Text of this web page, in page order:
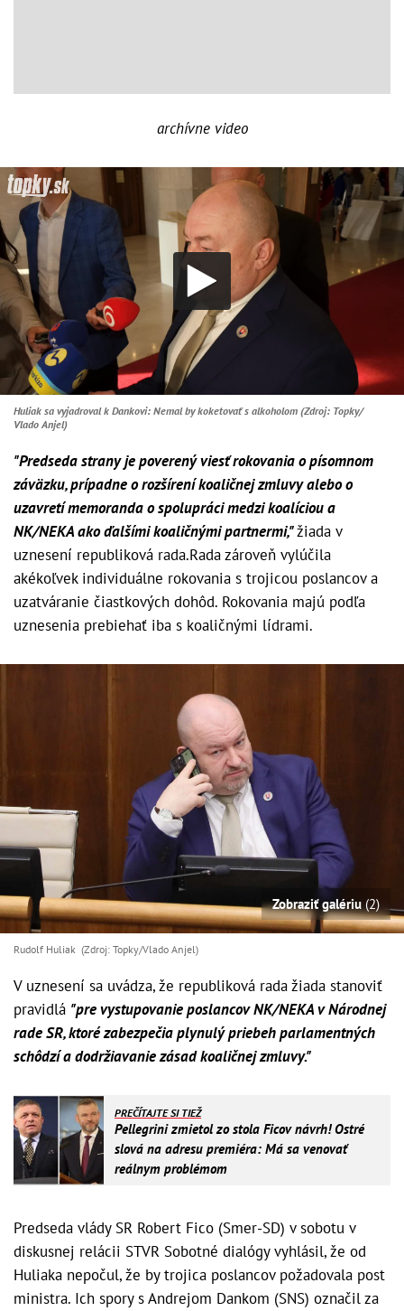
archívne video
Huliak sa vyjadroval k Dankovi: Nemal by koketovať s alkoholom (Zdroj: Topky/
Vlado Anjel)
"Predseda strany je poverený viesť rokovania o písomnom
záväzku, prípadne o rozšírení koaličnej zmluvy alebo o
uzavretí memoranda o spolupráci medzi koalíciou a
NK/NEKA ako ďalšími koaličnými partnermi,"žiada v
uznesení republiková rada.Rada zároveň vylúčila
akékoľvek individuálne rokovania s trojicou poslancov a
uzatváranie čiastkových dohôd. Rokovania majú podľa
uznesenia prebiehať iba s koaličnými lídrami.
Zobraziť galériu (2)
Rudolf Huliak (Zdroj: Topky/Vlado Anjel)
V uznesení sa uvádza, že republiková rada žiada stanoviť
pravidlá "pre vystupovanie poslancov NK/NEKA v Národnej
rade SR, ktoré zabezpečia plynulý priebeh parlamentných
schôdzí a dodržiavanie zásad koaličnej zmluvy."
PREČÍTAJTE SI TIEŽ
Pellegrini zmietol zo stola Ficov návrh! Ostré
slová na adresu premiéra: Má sa venovať
reálnym problémom
Predseda vlády SR Robert Fico (Smer-SD) v sobotu v
diskusnej relácii STVR Sobotné dialógy vyhlásil, že od
Huliaka nepočul, že by trojica poslancov požadovala post
ministra. Ich spory s Andrejom Dankom (SNS) označil za